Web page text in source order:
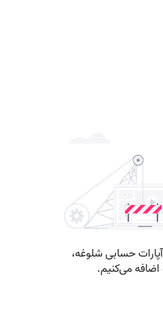
حسابی شلوغه،
اضافه می‌کنیم.